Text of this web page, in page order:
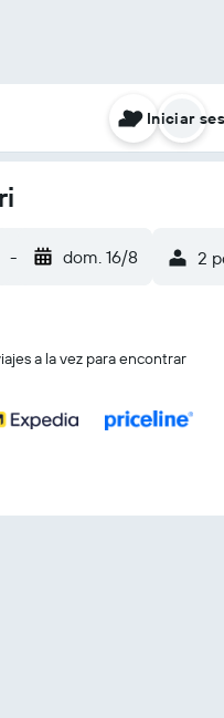
Iniciar
- dom. 16/8 2
a la vez para encontrar